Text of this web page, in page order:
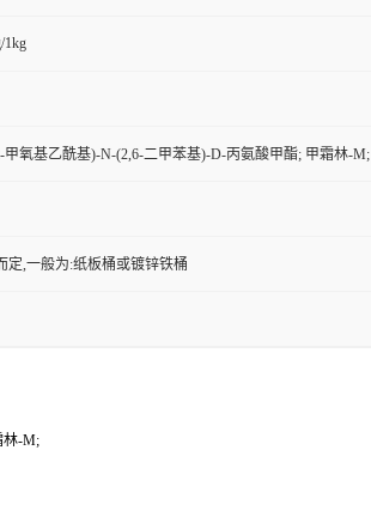
1kg
甲氧基乙酰基)-N-(2,6-二甲苯基)-D-丙氨酸甲酯; 甲霜林-M;
定,一般为:纸板桶或镀锌铁桶
林-M;